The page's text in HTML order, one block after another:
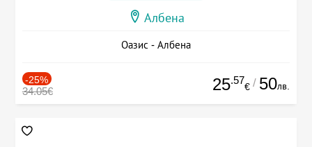
Албена
Оазис - Албена
-25%
34.05€ 25.57
€ / 50лв.